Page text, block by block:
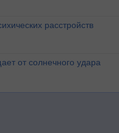
расстройств
от солнечного удара